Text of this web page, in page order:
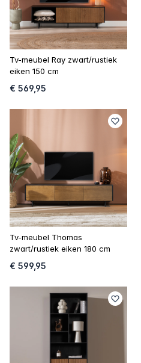
Tv-meubel Ray zwart/rustiek
eiken 150 cm
€ 569,95
Tv-meubel Thomas
zwart/rustiek eiken 180 cm
€ 599,95